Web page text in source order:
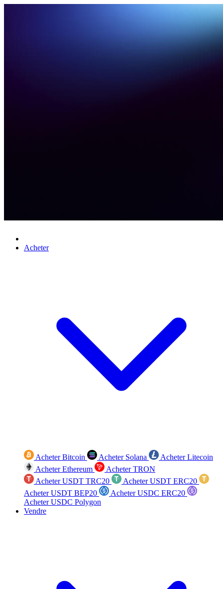
Acheter
Acheter Bitcoin Acheter Solana
Acheter Litecoin
Acheter Ethereum
Acheter TRON
Acheter USDT TRC20
Acheter USDT ERC20
Acheter USDT BEP20
Acheter USDC ERC20
Acheter USDC Polygon
Vendre